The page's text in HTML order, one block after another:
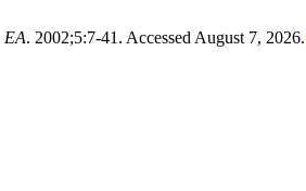
EA. 2002;5:7-41. Accessed August 7, 2026.